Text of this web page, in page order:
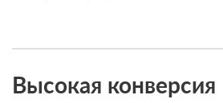
Высокая конверсия